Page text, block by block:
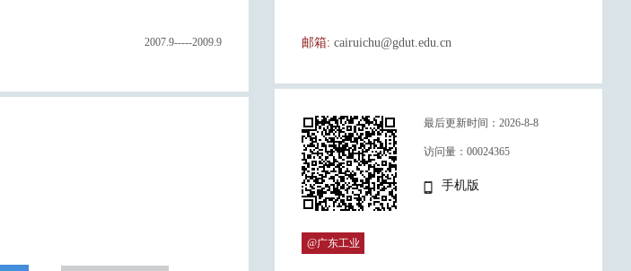
2007.9-----2009.9 邮箱: cairuichu@gdut.edu.cn
最后更新时间： 2026-8-8
访问量： 00024365
手机版
@广东工业